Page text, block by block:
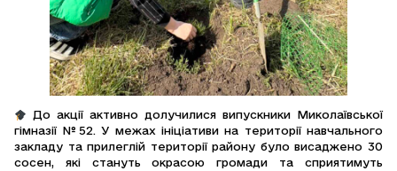
До акції активно долучилися випускники Миколаївської
гімназії №52. У межах ініціативи на території навчального
закладу та прилеглій території району було висаджено 30
сосен, які стануть окрасою громади та сприятимуть